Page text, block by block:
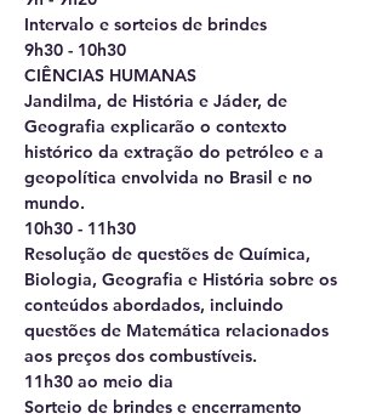
Intervalo e sorteios de brindes
9h30 - 10h30
CIÊNCIAS HUMANAS
Jandilma, de História e Jáder, de
Geografia explicarão o contexto
histórico da extração do petróleo e a
geopolítica envolvida no Brasil e no
mundo.
10h30 - 11h30
Resolução de questões de Química,
Biologia, Geografia e História sobre os
conteúdos abordados, incluindo
questões de Matemática relacionados
aos preços dos combustíveis.
11h30 ao meio dia
Sorteio de brindes e encerramento